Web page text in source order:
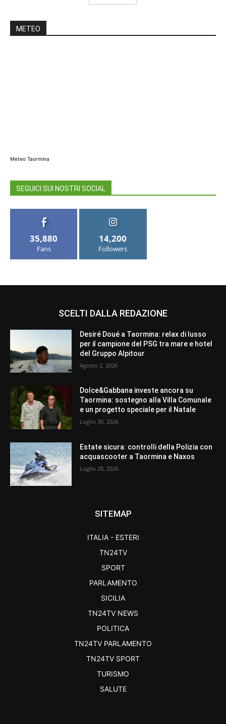
METEO
Meteo Taormina
SEGUICI SUI NOSTRI SOCIAL
35,880
Fans
14,200
Followers
SCELTI DALLA REDAZIONE
Desiré Doué a Taormina: relax di lusso
per il campione del PSG tra mare e hotel
del Gruppo Alpitour
Agosto 2, 2026
Dolce&Gabbana investe ancora su
Taormina: sostegno alla Villa Comunale
e un progetto speciale per il Natale
Luglio 30, 2026
Estate sicura: controlli della Polizia con
acquascooter a Taormina e Naxos
Luglio 28, 2026
SITEMAP
ITALIA - ESTERI
TN24TV
SPORT
PARLAMENTO
SICILIA
TN24TV NEWS
POLITICA
TN24TV PARLAMENTO
TN24TV SPORT
TURISMO
SALUTE